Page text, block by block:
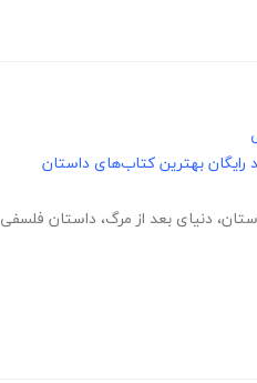
رایگان بهترین کتاب‌های داستان
، دنیای بعد از مرگ، داستان فلسفی